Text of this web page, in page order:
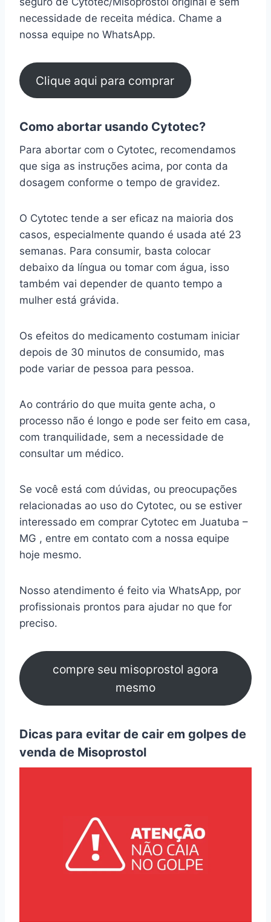
necessidade de receita médica. Chame a
nossa equipe no WhatsApp.
Clique aqui para comprar
Como abortar usando Cytotec?
Para abortar com o Cytotec, recomendamos
que siga as instruções acima, por conta da
dosagem conforme o tempo de gravidez.
O Cytotec tende a ser eficaz na maioria dos
casos, especialmente quando é usada até 23
semanas. Para consumir, basta colocar
debaixo da língua ou tomar com água, isso
também vai depender de quanto tempo a
mulher está grávida.
Os efeitos do medicamento costumam iniciar
depois de 30 minutos de consumido, mas
pode variar de pessoa para pessoa.
Ao contrário do que muita gente acha, o
processo não é longo e pode ser feito em casa,
com tranquilidade, sem a necessidade de
consultar um médico.
Se você está com dúvidas, ou preocupações
relacionadas ao uso do Cytotec, ou se estiver
interessado em comprar Cytotec em Juatuba –
MG , entre em contato com a nossa equipe
hoje mesmo.
Nosso atendimento é feito via WhatsApp, por
profissionais prontos para ajudar no que for
preciso.
compre seu misoprostol agora
mesmo
Dicas para evitar de cair em golpes de
venda de Misoprostol